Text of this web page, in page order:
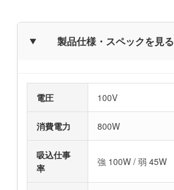
製品仕様・スペックを見る
電圧 100V
消費電力 800W
吸込仕事
率
強 100W / 弱 45W